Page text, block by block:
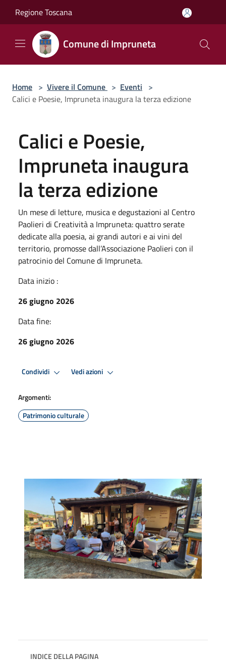
Regione Toscana
Comune di Impruneta
Home > Vivere il Comune > Eventi >
Calici e Poesie, Impruneta inaugura la terza edizione
Calici e Poesie,
Impruneta inaugura
la terza edizione
Un mese di letture, musica e degustazioni al Centro
Paolieri di Creatività a Impruneta: quattro serate
dedicate alla poesia, ai grandi autori e ai vini del
territorio, promosse dall’Associazione Paolieri con il
patrocinio del Comune di Impruneta.
Data inizio :
26 giugno 2026
Data fine:
26 giugno 2026
Condividi Vedi azioni
Argomenti:
Patrimonio culturale
INDICE DELLA PAGINA